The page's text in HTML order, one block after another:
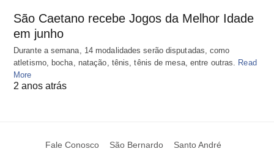
São Caetano recebe Jogos da Melhor Idade
em junho
Durante a semana, 14 modalidades serão disputadas, como
atletismo, bocha, natação, tênis, tênis de mesa, entre outras. Read
More
2 anos atrás
Fale Conosco São Bernardo Santo André